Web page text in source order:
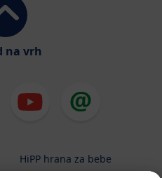
na vrh
HiPP hrana za bebe